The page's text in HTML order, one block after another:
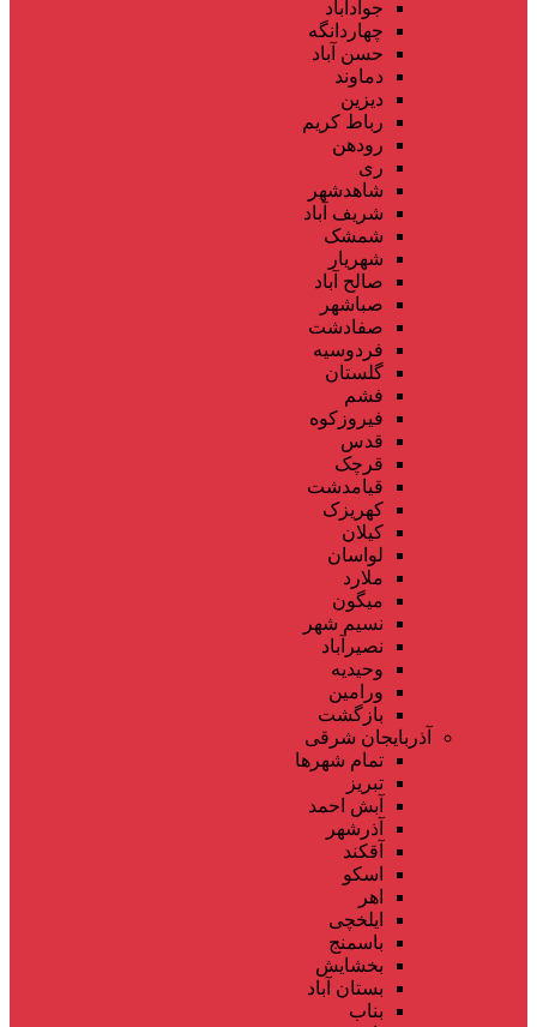
جوادآباد
چهاردانگه
حسن آباد
دماوند
دیزین
رباط کریم
رودهن
ری
شاهدشهر
شریف آباد
شمشک
شهریار
صالح آباد
صباشهر
صفادشت
فردوسیه
گلستان
فشم
فیروزکوه
قدس
قرچک
قیامدشت
کهریزک
کیلان
لواسان
ملارد
میگون
نسیم شهر
نصیرآباد
وحیدیه
ورامین
بازگشت
آذربایجان شرقی
تمام شهر‌ها
تبریز
آبش احمد
آذرشهر
آقکند
اسکو
اهر
ایلخچی
باسمنج
بخشایش
بستان آباد
بناب